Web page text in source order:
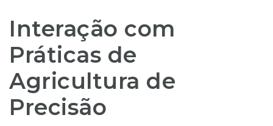
Interação com
Práticas de
Agricultura de
Precisão